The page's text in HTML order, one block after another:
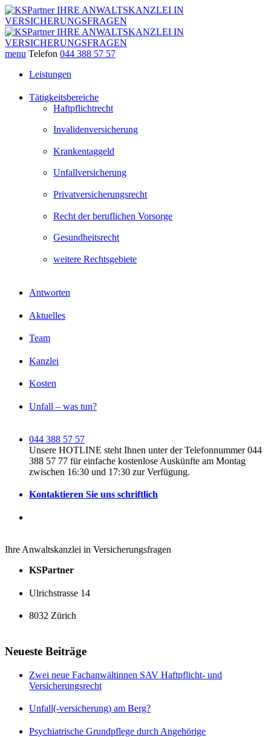
menu Telefon 044 388 57 57
Leistungen
Tätigkeitsbereiche
Haftpflichtrecht
Invalidenversicherung
Krankentaggeld
Unfallversicherung
Privatversicherungsrecht
Recht der beruflichen Vorsorge
Gesundheitsrecht
weitere Rechtsgebiete
Antworten
Aktuelles
Team
Kanzlei
Kosten
Unfall – was tun?
044 388 57 57
Unsere HOTLINE steht Ihnen unter der Telefonnummer 044
388 57 77 für einfache kostenlose Auskünfte am Montag
zwischen 16:30 und 17:30 zur Verfügung.
Kontaktieren Sie uns schriftlich
Ihre Anwaltskanzlei in Versicherungsfragen
KSPartner
Ulrichstrasse 14
8032 Zürich
Neueste Beiträge
Zwei neue Fachanwältinnen SAV Haftpflicht- und
Versicherungsrecht
Unfall(-versicherung) am Berg?
Psychiatrische Grundpflege durch Angehörige